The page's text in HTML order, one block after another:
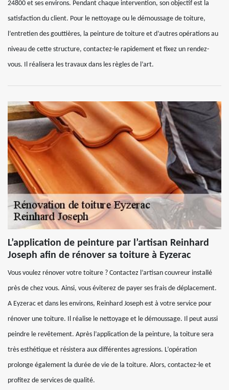
24800 et ses environs. Pendant chaque intervention, son objectif est la
satisfaction du client. Pour le nettoyage ou le démoussage de toiture,
l’entretien des gouttières, la peinture de toiture et d’autres opérations au
niveau de cette structure, contactez-le rapidement et fixez un rendez-
vous. Il réalisera les travaux dans les règles de l’art.
L’application de peinture par l’artisan Reinhard
Joseph afin de rénover sa toiture à Eyzerac
Vous voulez rénover votre toiture ? Contactez l’artisan couvreur installé
près de chez vous. Ainsi, vous éviterez de payer ses frais de déplacement.
A Eyzerac et dans les environs, Reinhard Joseph est à votre service pour
rénover une toiture. Il réalise le nettoyage et le démoussage. Il peut aussi
peindre le revêtement. Après l’application de la peinture, la toiture sera
très esthétique et résistera aux différentes agressions. L’opération
prolonge également la durée de vie de la toiture. Alors, contactez-le et
profitez de services de qualité.